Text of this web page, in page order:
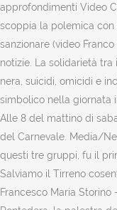
approfondimenti Video
scoppia la polemica con
sanzionare (video
notizie. La solidarietà
nera, suicidi, omicidi e
simbolico nella giornata
Alle 8 del mattino di
del Carnevale. Media/
questi tre gruppi, fu il
Salviamo il Tirreno
Francesco Maria Storino